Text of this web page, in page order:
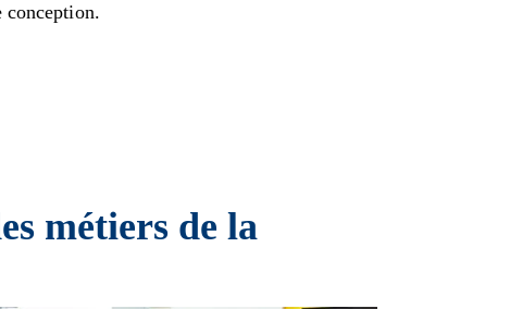
conception.
métiers de la